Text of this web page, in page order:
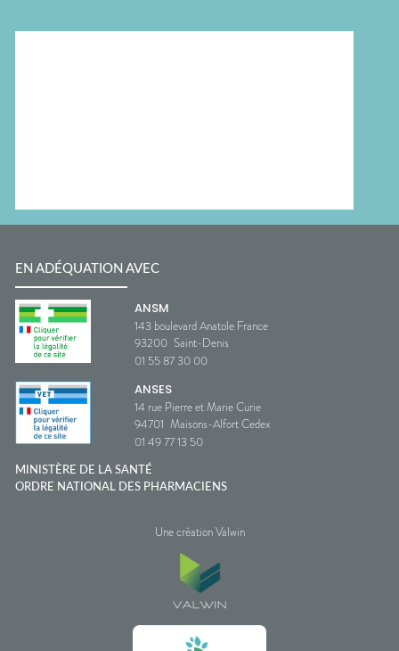
EN ADÉQUATION AVEC
ANSM
143 boulevard Anatole France
93200 Saint-Denis
01 55 87 30 00
ANSES
14 rue Pierre et Marie Curie
94701 Maisons-Alfort Cedex
01 49 77 13 50
MINISTÈRE DE LA SANTÉ
ORDRE NATIONAL DES PHARMACIENS
Une création Valwin